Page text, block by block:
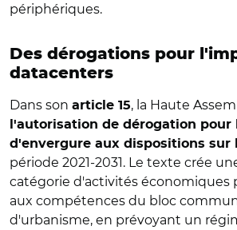
périphériques.
Des dérogations pour
datacenters
Dans son article 15, la Haute
l'autorisation de dérogation pour
d'envergure aux dispositions sur
période 2021‑2031. Le texte crée
catégorie d'activités économiques
aux compétences du bloc
d'urbanisme, en prévoyant un